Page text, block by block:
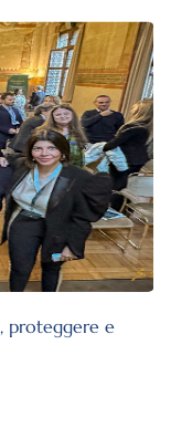
proteggere e